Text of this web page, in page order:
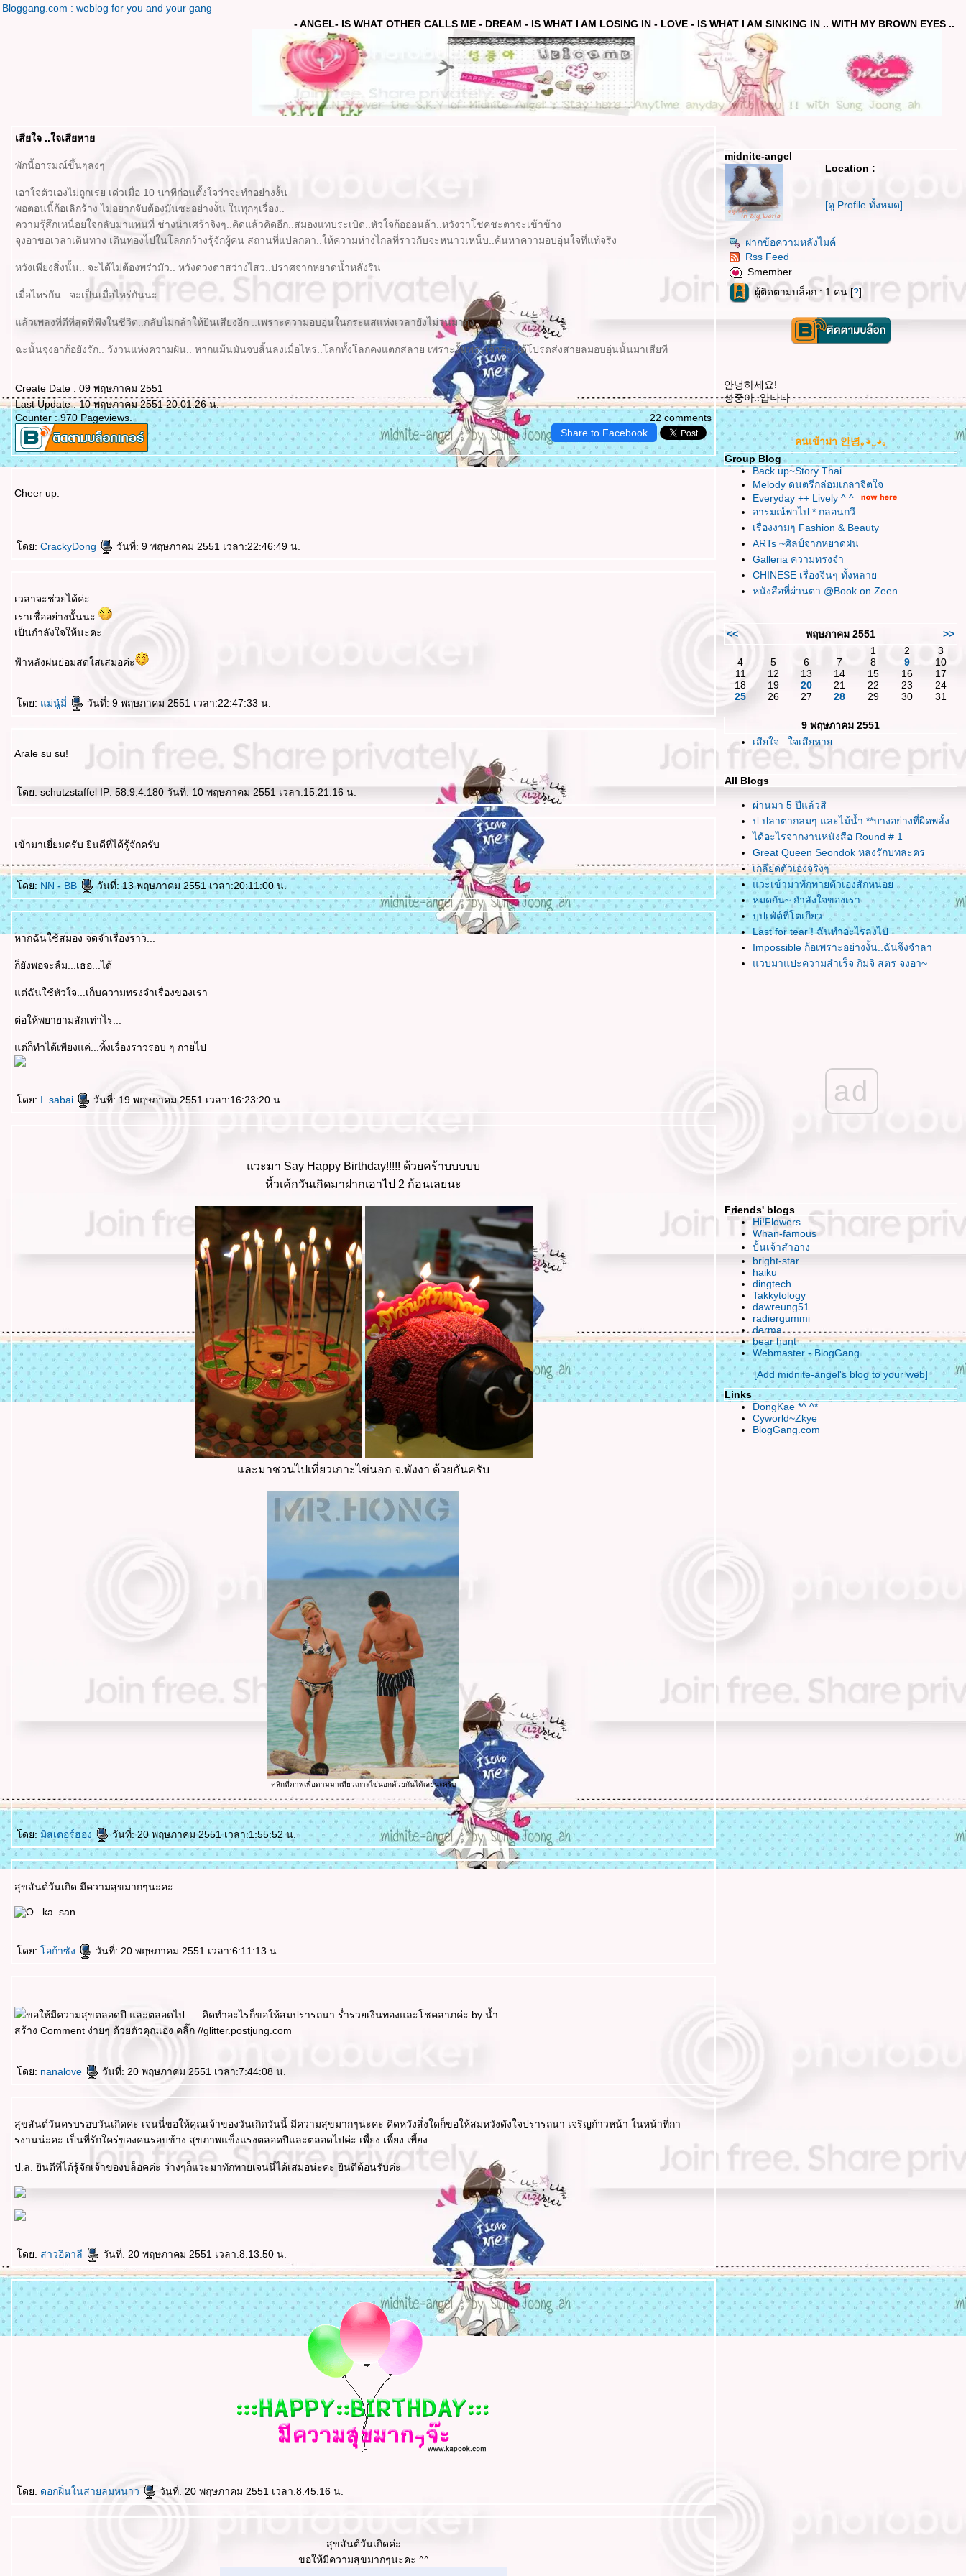
Bloggang.com : weblog for you and your gang
- ANGEL- IS WHAT OTHER CALLS ME - DREAM - IS WHAT I AM LOSING IN - LOVE - IS WHAT I AM SINKING IN .. WITH MY BROWN EYES ..
เสียใจ ..ใจเสียหา
พักนี้อารมณ์ขึ้นๆลงๆ
เอาใจตัวเองไม่ถูกเรย เด่วเมื่อ 10 นาทีก่อนตั้งใจว่าจะทำอย่างงั้น
พอตอนนี้ก้อเลิกร้าง ไม่อยากจับต้องมันซะอย่างงั้น ในทุกๆเรื่อง..
ความรุ้สึกเหนื่อยใจกลับมาแทนที่ ช่างน่าเศร้าจิงๆ..คิดแล้วคิดอีก..สมองแทบระเบิด..หัวใจก้ออ่อนล้า..หวังว่าโชคชะตาจะเข้าข้าง
จุงอาขอเวลาเดินทาง เดินท่องไปในโลกกว้างรุ้จักผู้คน สถานที่แปลกตา..ให้ความห่างไกลที่ราวกับจะหนาวเหน็บ..ค้นหาความอบอุ่นใจที่แท้จริง
หวังเพียงสิ่งนั้น.. จะได้ไม่ต้องพร่ามัว.. หวังดวงตาสว่างไสว..ปราศจากหยาดน้ำหลั่งริน
เมื่อไหร่กัน.. จะเป็นเมื่อไหร่กันนะ
ล้วเพลงที่ดีที่สุดที่ฟังในชีวิต..กลับไม่กล้าให้ยินเสียงอีก ..เพราะความอบอุ่นในกระแสแห่งเวลายังไม่วนมาถึง
ฉะนั้นจุงอาก้อยังรัก.. วังวนแห่งความฝัน.. หากแม้นมันจบสิ้นลงเมื่อไหร่..โลกทั้งโลกคงแตกสลาย เพราะงั้นพระเจ้าค่ะ ได้โปรดส่งสายลมอบอุ่นนั้นมาเสียที
Create Date : 09 พฤษภาคม 2551
Last Update : 10 พฤษภาคม 2551 20:01:26 น.
22 comments
Counter : 970 Pageviews.
Share to Facebook
Cheer up.
ดย: CrackyDong วันที่: 9 พฤษภาคม 2551 เวลา:22:46:49 น.
เวลาจะช่วยได้ค่ะ
เราเชื่ออย่างนั้นนะ
เป็นกำลังใจให้นะคะ
ฟ้าหลังฝนย่อมสดใสเสมอค่ะ
ดย: ม่นู๋มี่ วันที่: 9 พฤษภาคม 2551 เวลา:22:47:33 น.
Arale su su!
ดย: schutzstaffel IP: 58.9.4.180 วันที่: 10 พฤษภาคม 2551 เวลา:15:21:16 น.
เข้ามาเยี่ยมครับ ยินดีที่ได้รู้จักครับ
ดย: NN - BB วันที่: 13 พฤษภาคม 2551 เวลา:20:11:00 น.
หากฉันใช้สมอง จดจำเรื่องราว...
ก็ยังพอจะลืม...เธอ...ได้
ต่ฉันใช้หัวใจ...เก็บความทรงจำเรื่องของเรา
ต่อให้พยายามสักเท่าไร...
ต่ก็ทำได้เพียงแค่...ทิ้งเรื่องราวรอบ ๆ กายไป
ดย: I_sabai วันที่: 19 พฤษภาคม 2551 เวลา:16:23:20 น.
วะมา Say Happy Birthday!!!!! ด้วยคร้าบบบบบ
หิ้วเค้กวันเกิดมาฝากเอาไป 2 ก้อนเลยนะ
ละมาชวนไปเที่ยวเกาะไข่นอก จ.พังงา ด้วยกันครับ
คลิกที่ภาพเพื่อตามมาเที่ยวเกาะไข่นอกด้วยกันได้เลยนะครับ
ดย: มิสเตอร์ฮอง วันที่: 20 พฤษภาคม 2551 เวลา:1:55:52 น.
สุขสันต์วันเกิด มีความสุขมากๆนะคะ
ดย: อก้าซัง วันที่: 20 พฤษภาคม 2551 เวลา:6:11:13 น.
สร้าง Comment ง่ายๆ ด้วยตัวคุณเอง คลิ๊ก //glitter.postjung.com
ดย: nanalove วันที่: 20 พฤษภาคม 2551 เวลา:7:44:08 น.
สุขสันต์วันครบรอบวันเกิดค่ะ เจนนี่ขอให้คุณเจ้าของวันเกิดวันนี้ มีความสุขมากๆน่ะคะ คิดหวังสิ่งใดก็ขอให้สมหวังดังใจปรารถนา เจริญก้าวหน้า ในหน้าที่กา
รงานน่ะคะ เป็นที่รักใคร่ของคนรอบข้าง สุขภาพแข็งแรงตลอดปีและตลอดไปค่ะ เพี้ยง เพี้ยง เพี้ยง
ป.ล. ยินดีที่ได้รู้จักเจ้าของบล็อคค่ะ ว่างๆก็แวะมาทักทายเจนนี่ได้เสมอน่ะคะ ยินดีต้อนรับค่ะ
ดย: สาวอิตาลี วันที่: 20 พฤษภาคม 2551 เวลา:8:13:50 น.
ดย: ดอกฝิ่นในสายลมหนาว วันที่: 20 พฤษภาคม 2551 เวลา:8:45:16 น.
สุขสันต์วันเกิดค่ะ
ขอให้มีความสุขมากๆนะคะ ^^
midnite-angel
Location :
[ดู Profile ทั้งหมด]
ฝากข้อความหลังไมค์
Rss Feed
Smember
ผู้ติดตามบล็อก : 1 คน [?]
안녕하세요!
성중아..입니다
คนเข้ามา 안녕｡◕‿◕｡
Group Blog
Back up~Story Thai
Melody ดนตรีกล่อมเกลาจิตใจ
Everyday ++ Lively ^ ^
อารมณ์พาไป * กลอนกวี
เรื่องงามๆ Fashion & Beauty
ARTs ~ศิลป์จากหยาดฝน
Galleria ความทรงจำ
CHINESE เรื่องจีนๆ ทั้งหลา
หนังสือที่ผ่านตา @Book on Zeen
<< พฤษภาคม 2551
>>
1
2
3
4
5 6 7 8 9
10
11
12 13 14 15 16
17
18
19 20 21 22 23
24
25
26 27 28 29 30 31
9 พฤษภาคม 2551
เสียใจ ..ใจเสียหา
All Blogs
ผ่านมา 5 ปีแล้วสิ
ป.ปลาตากลมๆ และไม้น้ำ **บางอย่างที่ผิดพลั้ง
ได้อะไรจากงานหนังสือ Round # 1
Great Queen Seondok หลงรักบทละคร
เกลียดตัวเองจริงๆ
วะเข้ามาทักทายตัวเองสักหน่อ
หมดกัน~ กำลังใจของเรา
บุปเฟ่ต์ที่โตเกียว
Last for tear ! ฉันทำอะไรลงไป
Impossible ก้อเพราะอย่างงั้น..ฉันจึงจำลา
วบมาแปะความสำเร็จ กิมจิ สูตร จุงอา~
ฮปปี้ สงกรานต์ค่า
เปิดซิง..งานศิลป์แห่ง 2ทศวรรษ
ดูหนัง กินข้าว อีกสักครั้งของเพื่อนคนนี้
กรธเรื่องไร..ข้าเจ้าไม่มีคำขอโทษหรอกนะ
ไปท่าเรือกันมั๊ย~ เที่ยวแบบ Adventure
ได้เวลาเล่นตัว Val's
Just Bored โหมดเบื่อวันพรุ่งนี้
ธ่..อิก.. ต่ำลงได้อีก
ตะหลิว กระทะ กะ ไฟสีน้ำเงิน (water minosa
wiz noodle)
hu hu~ งานนี้แบ๊วกันทั้งฝูง
เลิกไม่ได้ถ้ายังมีขา
เฮ้อ.. กิเลสมันช่างตัดยาก เปิดตู้ดูเสื้อผ้า
กระดาษในซองกำมะหยี่แผ่นที่ 2 ในชีวิต
หน้าหนาวรึไม่.. ทำไมหากินยากจัง
อยู่บ้านกับเถอะนะ
เป็นลม ล้มพับ หลับเป็นตา
สิ่งประทังชีวิตน้อยๆของข้าเจ้า
kang dongwon !~ กลับมาชอบจนได้
หัวปั่น เซ็ง
กิน กิน และ กิน
ad
Friends' blogs
Hi!Flowers
Whan-famous
ปั้นเจ้าสำอาง
bright-star
haiku
dingtech
Takkytology
dawreung51
radiergummi
derma
bear hunt
Webmaster - BlogGang
[Add midnite-angel's blog to your web]
Links
DongKae *^ ^*
Cyworld~Zkye
BlogGang.com